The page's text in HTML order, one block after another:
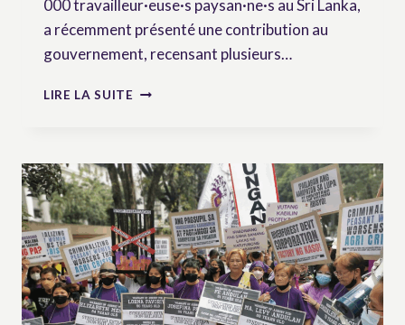
000 travailleur·euse·s paysan·ne·s au Sri Lanka,
a récemment présenté une contribution au
gouvernement, recensant plusieurs…
LIRE LA SUITE SRI
DEMANDE
AU
GOUVERNEMENT
DE
RÉFORMER
LA
LOI
INTERNE
POUR